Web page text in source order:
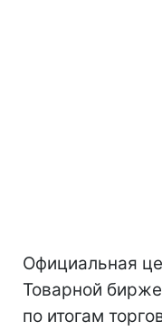
Официальная
Товарной
по итогам